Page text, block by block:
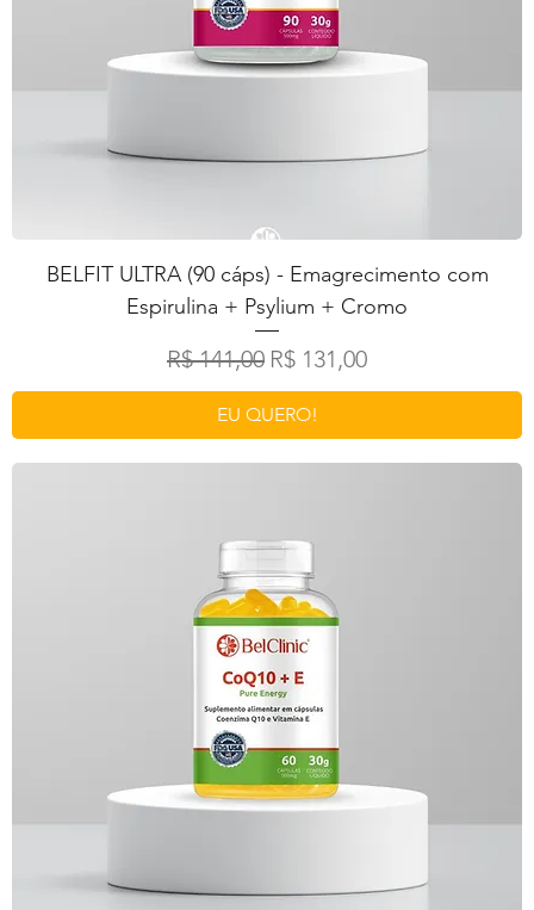
BELFIT ULTRA (90 cáps) - Emagrecimento com
Espirulina + Psylium + Cromo
Preço normal
R$ 141,00 Preço promocional
R$ 131,00
EU QUERO!